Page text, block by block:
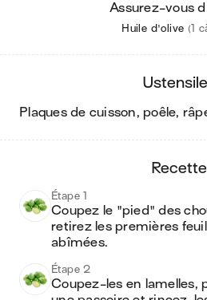
Assurez-vous
Huile d'olive (1
plaques de cuisson, poêle,
recette
Étape 1
Coupez le "pied" des
retirez les premières
abîmées.
Étape 2
Coupez-les en lamelles,